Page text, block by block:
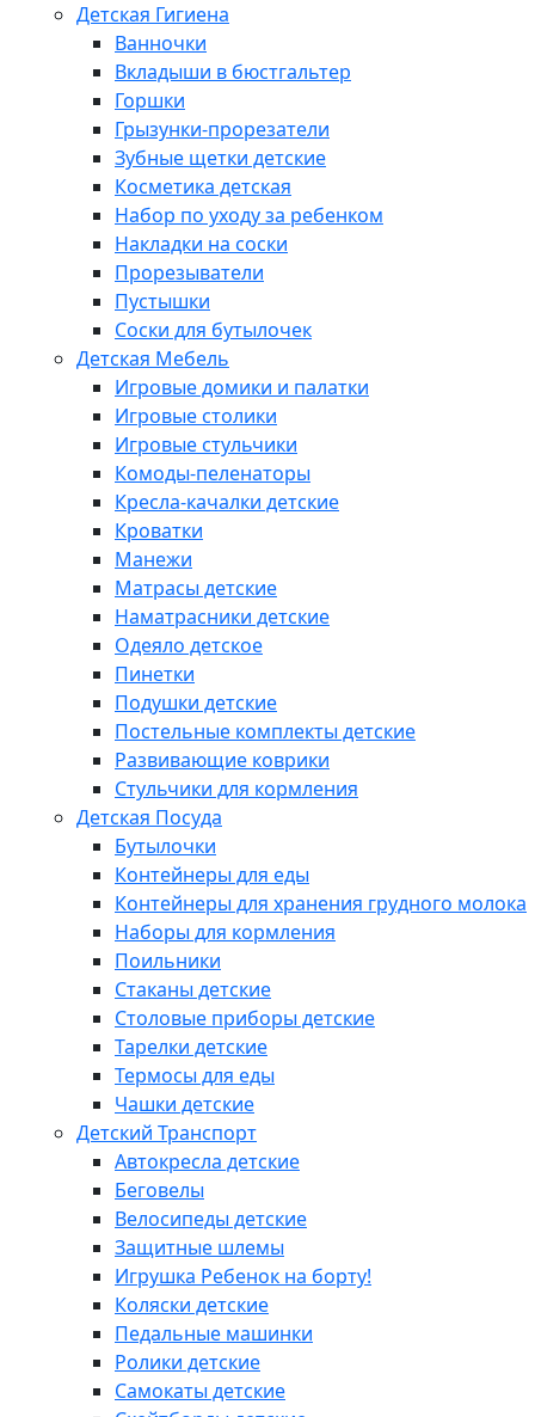
Детская Гигиена
Ванночки
Вкладыши в бюстгальтер
Горшки
Грызунки-прорезатели
Зубные щетки детские
Косметика детская
Набор по уходу за ребенком
Накладки на соски
Прорезыватели
Пустышки
Соски для бутылочек
Детская Мебель
Игровые домики и палатки
Игровые столики
Игровые стульчики
Комоды-пеленаторы
Кресла-качалки детские
Кроватки
Манежи
Матрасы детские
Наматрасники детские
Одеяло детское
Пинетки
Подушки детские
Постельные комплекты детские
Развивающие коврики
Стульчики для кормления
Детская Посуда
Бутылочки
Контейнеры для еды
Контейнеры для хранения грудного молока
Наборы для кормления
Поильники
Стаканы детские
Столовые приборы детские
Тарелки детские
Термосы для еды
Чашки детские
Детский Транспорт
Автокресла детские
Беговелы
Велосипеды детские
Защитные шлемы
Игрушка Ребенок на борту!
Коляски детские
Педальные машинки
Ролики детские
Самокаты детские